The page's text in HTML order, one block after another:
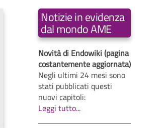
Notizie in evidenza
dal mondo AME
Novità di Endowiki (pagina
costantemente aggiornata)
Negli ultimi 24 mesi sono
stati pubblicati questi
nuovi capitoli:
Leggi tutto...